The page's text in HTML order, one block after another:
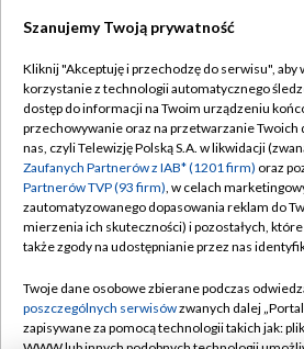
Abonament
Sklep TVP
Biuro
Oferta
Telegazeta
Rada
Ogłoszenia
Regulamin
Polityka
Moje zgody
Biuro
Kontakt
Kanały
Szanujemy Twoją prywatność
Kliknij "Akceptuję i przechodzę do serwisu", aby
korzystanie z technologii automatycznego
dostęp do informacji na Twoim urządzeniu
przechowywanie oraz na przetwarzanie Twoich
nas, czyli Telewizję Polską S.A. w likwidacji
Zaufanych Partnerów z IAB* (1201 firm) oraz
Partnerów TVP (93 firm), w celach
zautomatyzowanego dopasowania reklam do
mierzenia ich skuteczności) i pozostałych,
także zgody na udostępnianie przez nas
Twoje dane osobowe zbierane podczas
poszczególnych serwisówzwanych dalej
zapisywane za pomocą technologii takich jak: